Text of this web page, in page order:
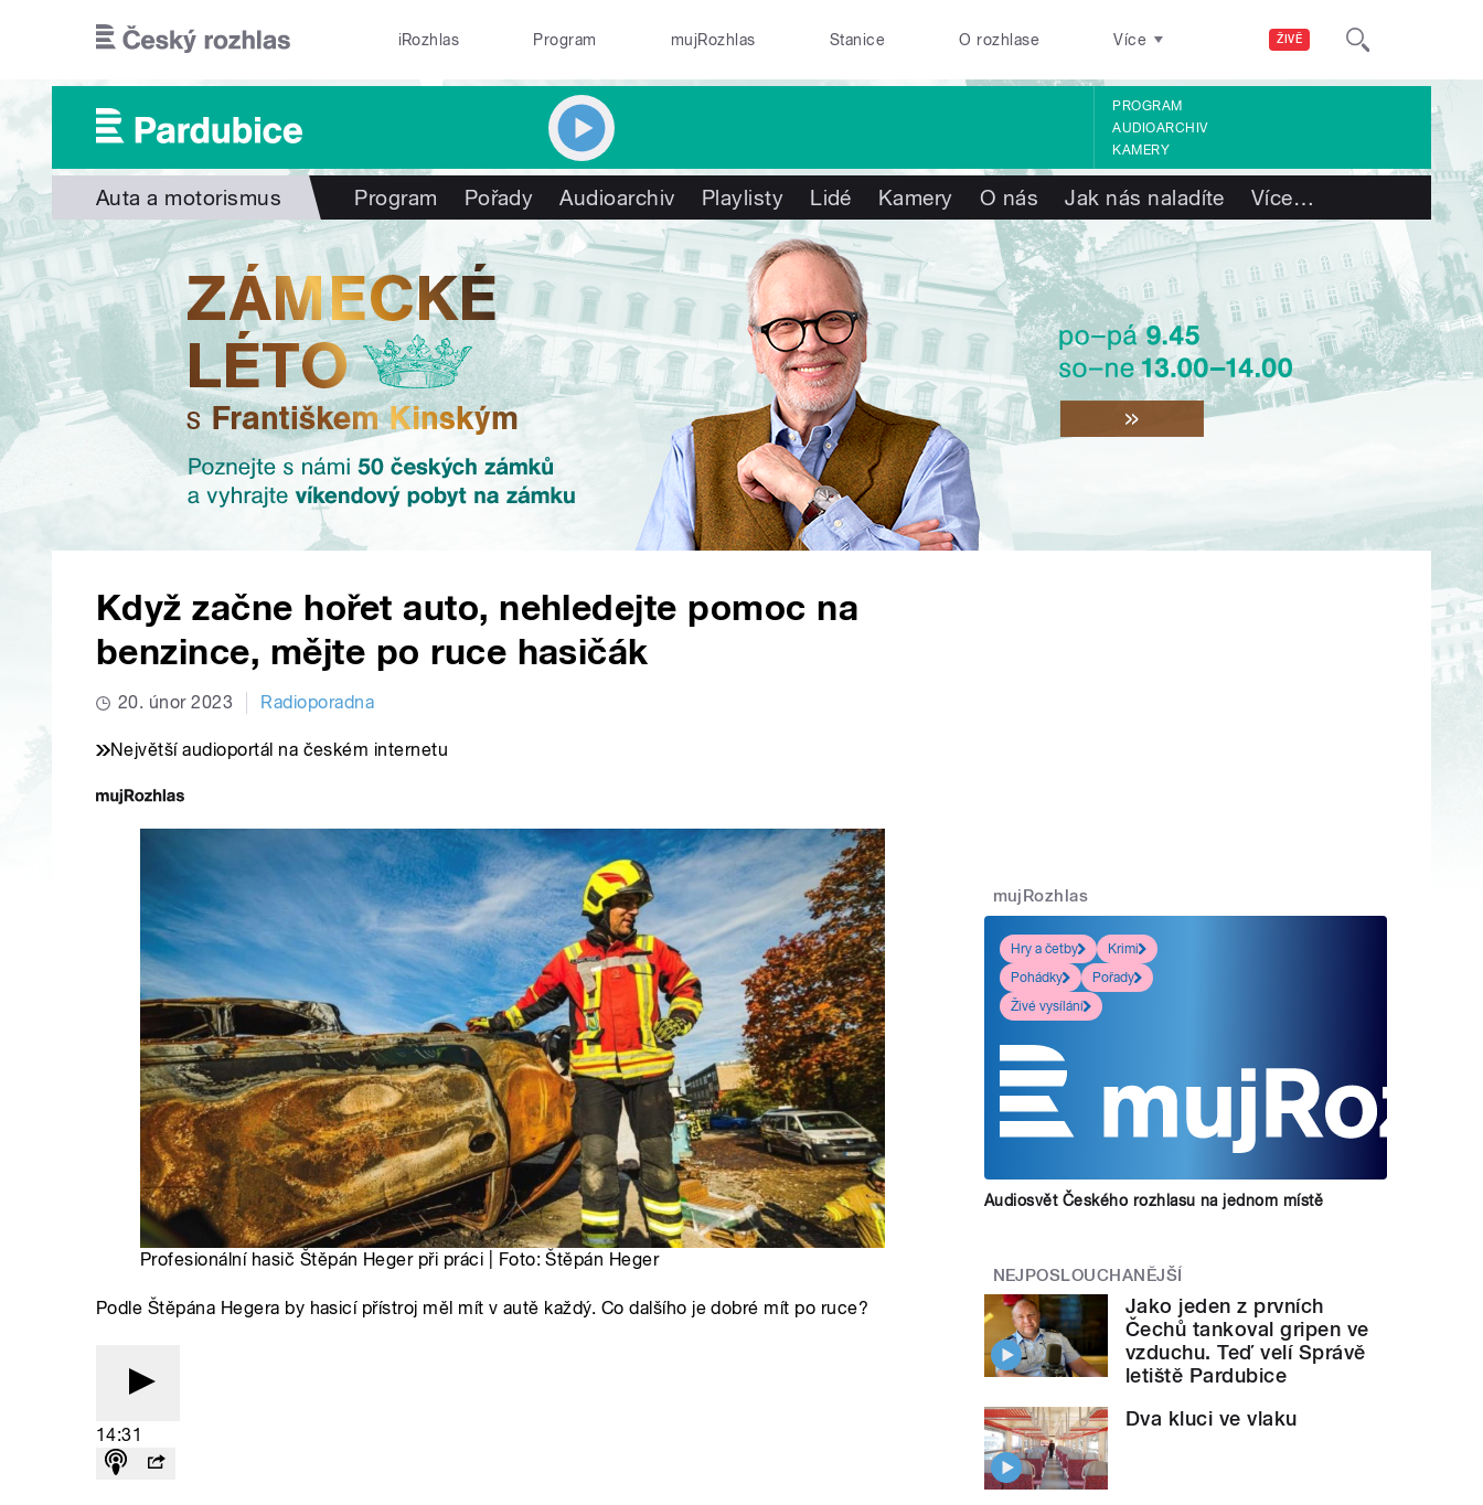
ŽIVĚ
iRozhlas Program mujRozhlas Stanice O rozhlase Více
PROGRAM
AUDIOARCHIV
KAMERY
Auta a motorismus Program Pořady Audioarchiv Playlisty Lidé Kamery O nás Jak nás naladíte Více…
Když začne hořet auto, nehledejte pomoc na
benzince, mějte po ruce hasičák
20. únor 2023 Radioporadna
Největší audioportál na českém internetu
Profesionální hasič Štěpán Heger při práci | Foto: Štěpán Heger
Podle Štěpána Hegera by hasicí přístroj měl mít v autě každý. Co dalšího je dobré mít po ruce?
14:31
mujRozhlas
Hry a četby
Krimi
Pohádky
Pořady
Živé vysílání
Audiosvět Českého rozhlasu na jednom místě
NEJPOSLOUCHANĚJŠÍ
Jako jeden z prvních
Čechů tankoval gripen ve
vzduchu. Teď velí Správě
letiště Pardubice
Dva kluci ve vlaku